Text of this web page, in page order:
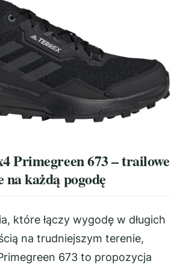
Primegreen 673 – trailowe
każdą pogodę
które łączy wygodę w długich
na trudniejszym terenie,
673 to propozycja